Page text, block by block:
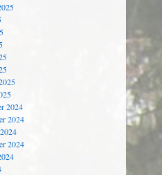
2024
2024
2024